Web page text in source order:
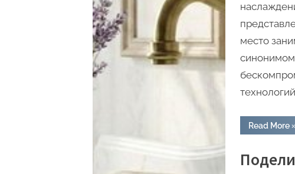
место
синонимом
Read More
в